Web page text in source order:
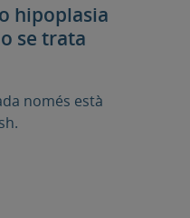
hipoplasia
se trata
només està